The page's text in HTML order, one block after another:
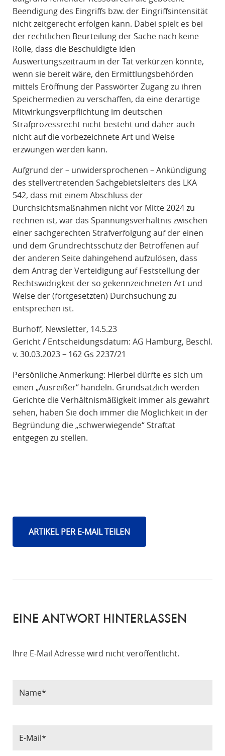
Beendigung des Eingriffs bzw. der Eingriffsintensität
nicht zeitgerecht erfolgen kann. Dabei spielt es bei
der rechtlichen Beurteilung der Sache nach keine
Rolle, dass die Beschuldigte Iden
Auswertungszeitraum in der Tat verkürzen könnte,
wenn sie bereit wäre, den Ermittlungsbehörden
mittels Eröffnung der Passwörter Zugang zu ihren
Speichermedien zu verschaffen, da eine derartige
Mitwirkungsverpflichtung im deutschen
Strafprozessrecht nicht besteht und daher auch
nicht auf die vorbezeichnete Art und Weise
erzwungen werden kann.
Aufgrund der – unwidersprochenen – Ankündigung
des stellvertretenden Sachgebietsleiters des LKA
542, dass mit einem Abschluss der
Durchsichtsmaßnahmen nicht vor Mitte 2024 zu
rechnen ist, war das Spannungsverhältnis zwischen
einer sachgerechten Strafverfolgung auf der einen
und dem Grundrechtsschutz der Betroffenen auf
der anderen Seite dahingehend aufzulösen, dass
dem Antrag der Verteidigung auf Feststellung der
Rechtswidrigkeit der so gekennzeichneten Art und
Weise der (fortgesetzten) Durchsuchung zu
entsprechen ist.
Burhoff, Newsletter, 14.5.23
Gericht/Entscheidungsdatum: AG Hamburg, Beschl.
v. 30.03.2023–162 Gs 2237/21
Persönliche Anmerkung: Hierbei dürfte es sich um
einen „Ausreißer“ handeln. Grundsätzlich werden
Gerichte die Verhältnismäßigkeit immer als gewahrt
sehen, haben Sie doch immer die Möglichkeit in der
Begründung die „schwerwiegende“ Straftat
entgegen zu stellen.
ARTIKEL PER E-MAIL TEILEN
EINE ANTWORT HINTERLASSEN
Ihre E-Mail Adresse wird nicht veröffentlicht.